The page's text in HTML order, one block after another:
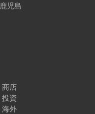
鹿児島
商店
投資
海外